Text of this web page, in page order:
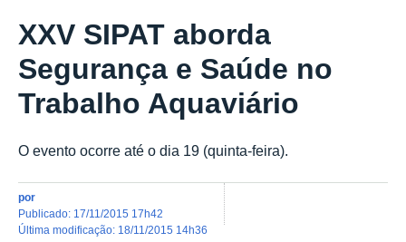
XXV SIPAT aborda
Segurança e Saúde no
Trabalho Aquaviário
O evento ocorre até o dia 19 (quinta-feira).
por
publicado: 17/11/2015 17h42
última modificação: 18/11/2015 14h36